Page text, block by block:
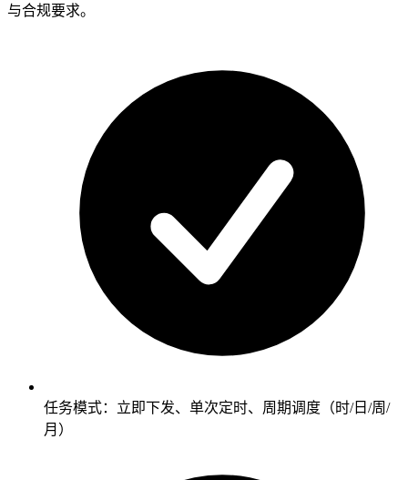
与合规要求。
任务模式：立即下发、单次定时、周期调度（时/日/周/
月）